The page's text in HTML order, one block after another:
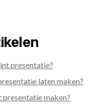
presentatie?
laten maken?
maken?